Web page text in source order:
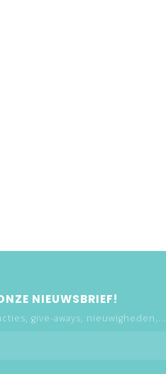
NIEUWSBRIEF!
give-aways, nieuwigheden,...